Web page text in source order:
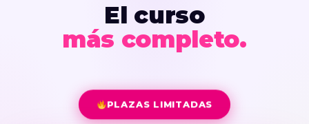
El curso
más completo.
PLAZAS LIMITADAS